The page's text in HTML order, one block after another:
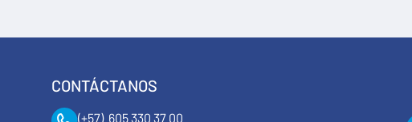
CONTÁCTANOS
(+57) 605 330 37 00